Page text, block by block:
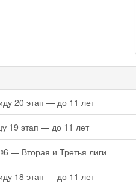
20 этап — до 11 лет
19 этап — до 11 лет
— Вторая и Третья лиги
18 этап — до 11 лет